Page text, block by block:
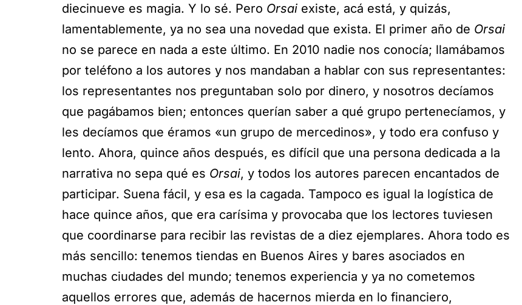
diecinueve es magia. Y lo sé. Pero Orsai existe, acá está, y quizás,
lamentablemente, ya no sea una novedad que exista. El primer año de Orsai
no se parece en nada a este último. En 2010 nadie nos conocía; llamábamos
por teléfono a los autores y nos mandaban a hablar con sus representantes:
los representantes nos preguntaban solo por dinero, y nosotros decíamos
que pagábamos bien; entonces querían saber a qué grupo pertenecíamos, y
les decíamos que éramos «un grupo de mercedinos», y todo era confuso y
lento. Ahora, quince años después, es difícil que una persona dedicada a la
narrativa no sepa qué es Orsai, y todos los autores parecen encantados de
participar. Suena fácil, y esa es la cagada. Tampoco es igual la logística de
hace quince años, que era carísima y provocaba que los lectores tuviesen
que coordinarse para recibir las revistas de a diez ejemplares. Ahora todo es
más sencillo: tenemos tiendas en Buenos Aires y bares asociados en
muchas ciudades del mundo; tenemos experiencia y ya no cometemos
aquellos errores que, además de hacernos mierda en lo financiero,